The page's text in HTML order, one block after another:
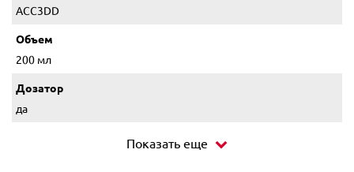
ACC3DD
Объем
200 мл
Дозатор
да
Показать еще